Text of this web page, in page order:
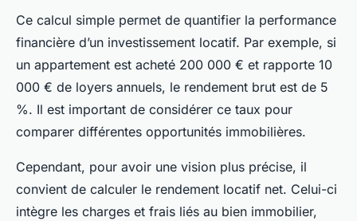
Ce calcul simple permet de quantifier la performance
financière d’un investissement locatif. Par exemple, si
un appartement est acheté 200 000 € et rapporte 10
000 € de loyers annuels, le rendement brut est de 5
%. Il est important de considérer ce taux pour
comparer différentes opportunités immobilières.
Cependant, pour avoir une vision plus précise, il
convient de calculer le rendement locatif net. Celui-ci
intègre les charges et frais liés au bien immobilier,